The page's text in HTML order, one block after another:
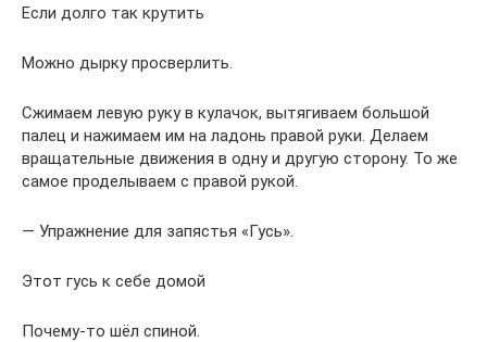
Если долго так крутить
Можно дырку просверлить.
Сжимаем левую руку в кулачок, вытягиваем большой
палец и нажимаем им на ладонь правой руки. Делаем
вращательные движения в одну и другую сторону. То же
самое проделываем с правой рукой.
— Упражнение для запястья «Гусь».
Этот гусь к себе домой
Почему-то шёл спиной.